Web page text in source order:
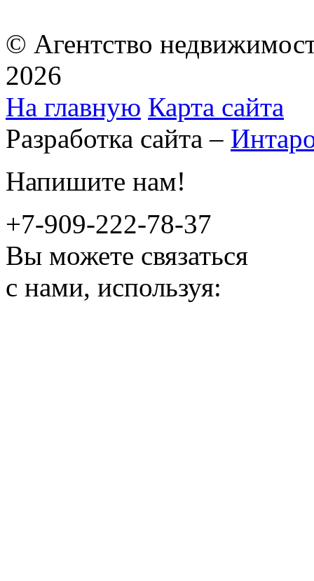
© Агентство
2026
На главную Карта сайта
Разработка сайта –
Напишите нам!
+7-909-222-78-37
Вы можете связаться
с нами, используя: